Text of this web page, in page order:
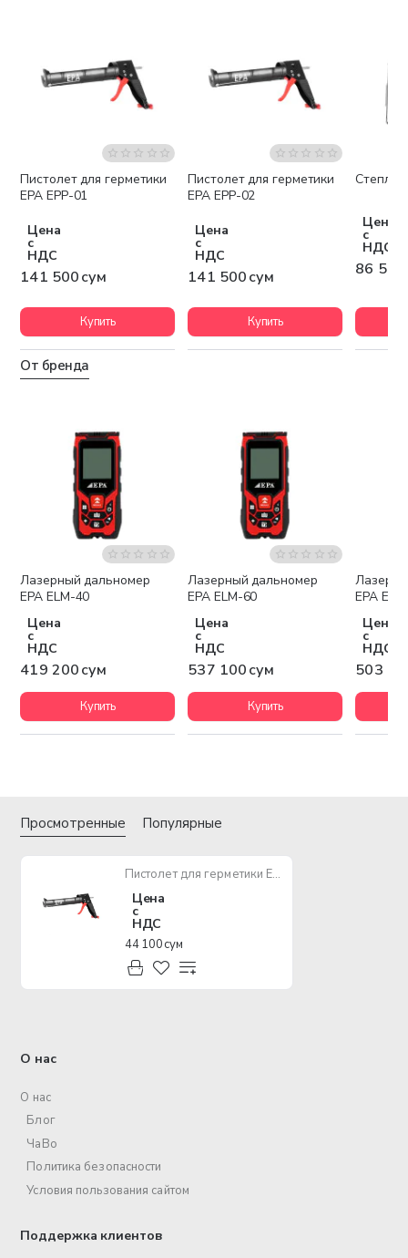
Пистолет для герметики
EPA EPP-01
Цена
с
НДС
141 500 сум
Купить
Пистолет для герметики
EPA EPP-02
Цена
с
НДС
141 500 сум
Купить
Цена
с
НДС
86 500
От бренда
Лазерный дальномер
EPA ELM-40
Цена
с
НДС
419 200 сум
Купить
Лазерный дальномер
EPA ELM-60
Цена
с
НДС
537 100 сум
Купить
EPA
Цена
с
НДС
503
Просмотренные Популярные
Пистолет для герметики EPA EPG-01
Цена
с
НДС
44 100 сум
О нас
О нас
Блог
ЧаВо
Политика безопасности
Условия пользования сайтом
Поддержка клиентов